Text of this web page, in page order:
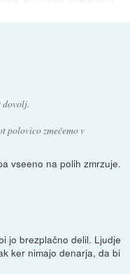
dovolj.
polovico zmečemo v
vseeno na polih zmrzuje.
jo brezplačno delil. Ljudje
ker nimajo denarja, da bi